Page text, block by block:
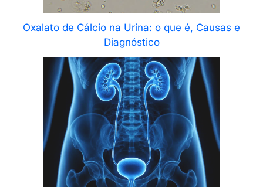
Oxalato de Cálcio na Urina: o que é, Causas e
Diagnóstico